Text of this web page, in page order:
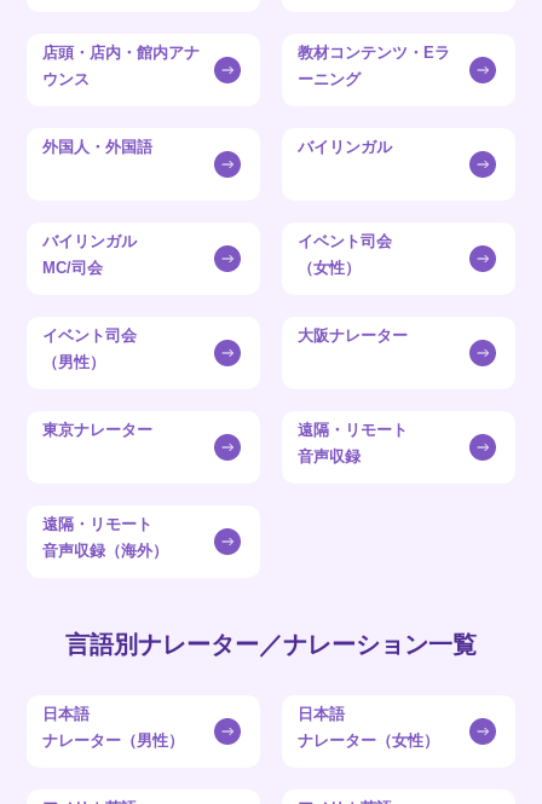
店頭・店内・館内アナ
ウンス
教材コンテンツ・Eラ
ーニング
外国人・外国語 バイリンガル
バイリンガル
MC/司会
イベント司会
（女性）
イベント司会
（男性）
大阪ナレーター
東京ナレーター
遠隔・リモート
音声収録
遠隔・リモート
音声収録（海外）
言語別ナレーター／ナレーション一覧
日本語
ナレーター（男性）
日本語
ナレーター（女性）